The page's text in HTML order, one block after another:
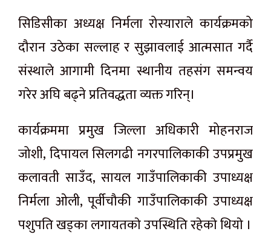
सिडिसीका अध्यक्ष निर्मला रोस्याराले कार्यक्रमको
दौरान उठेका सल्लाह र सुझावलाई आत्मसात गर्दै
संस्थाले आगामी दिनमा स्थानीय तहसंग समन्वय
गरेर अघि बढ्ने प्रतिवद्धता व्यक्त गरिन्।
कार्यक्रममा प्रमुख जिल्ला अधिकारी मोहनराज
जोशी, दिपायल सिलगढी नगरपालिकाकी उपप्रमुख
कलावती साउँद, सायल गाउँपालिकाकी उपाध्यक्ष
निर्मला ओली, पूर्वीचौकी गाउँपालिकाकी उपाध्यक्ष
पशुपति खड्का लगायतकाे उपस्थिति रहेकाे थियाे ।